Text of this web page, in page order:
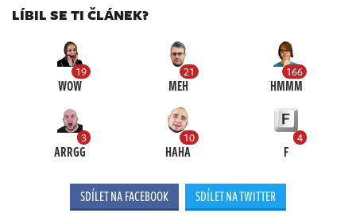
LÍBIL SE TI ČLÁNEK?
19
WOW
21
MEH
166
HMMM
3
ARRGG
10
HAHA
4
F
SDÍLET NA FACEBOOK SDÍLET NA TWITTER